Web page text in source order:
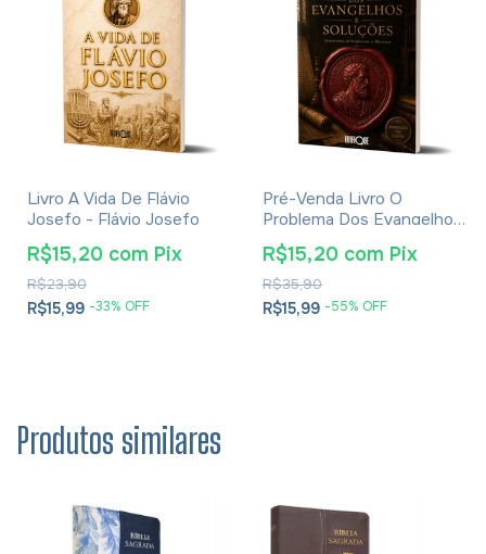
Livro A Vida De Flávio
Josefo - Flávio Josefo
R$15,99 -33% OFF
R$23,90
R$15,20 com Pix
Pré-Venda Livro O
Problema Dos Evangelhos
E Soluções- Eusébio De
Cesareia
R$15,99 -55% OFF
R$35,90
R$15,20 com Pix
Produtos similares